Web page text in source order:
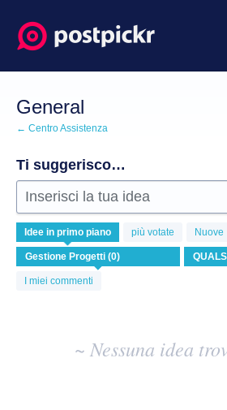
Salta
al
contenuto
General
← Centro Assistenza
Ti suggerisco…
Inserisci la tua idea
Idee in primo piano più votate Nuove
I miei commenti
Nessuna
idea
esistente
risulta
~ Nessuna idea